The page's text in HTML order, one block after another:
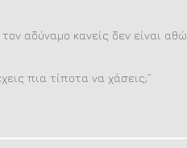
αδύναμο κανείς δεν είναι
πια τίποτα να χάσεις;”